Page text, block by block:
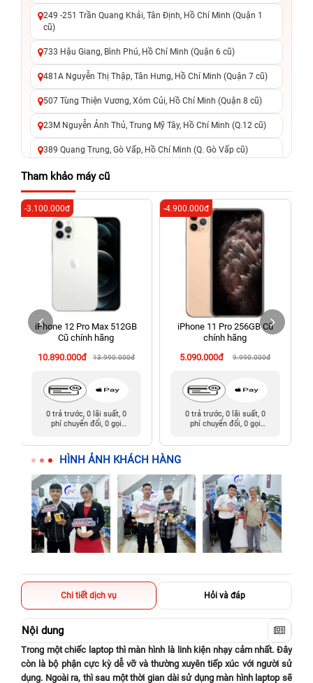
249 -251 Trần Quang Khải, Tân Định, Hồ Chí Minh (Quận 1
cũ)
733 Hậu Giang, Bình Phú, Hồ Chí Minh (Quận 6 cũ)
481A Nguyễn Thị Thập, Tân Hưng, Hồ Chí Minh (Quận 7 cũ)
507 Tùng Thiện Vương, Xóm Củi, Hồ Chí Minh (Quận 8 cũ)
23M Nguyễn Ảnh Thủ, Trung Mỹ Tây, Hồ Chí Minh (Q.12 cũ)
389 Quang Trung, Gò Vấp, Hồ Chí Minh (Q. Gò Vấp cũ)
625 - 625A Âu Cơ, Tân Phú, Hồ Chí Minh (Quận Tân Phú cũ)
326 Lê Văn Việt, Tăng Nhơn Phú, Hồ Chí Minh (Q.9 TP. Thủ
Đức cũ)
256 Võ Văn Ngân, Thủ Đức, Hồ Chí Minh (Bình Thọ, TP. Thủ
70 Nguyễn An Ninh, Dĩ An, Hồ Chí Minh (Bình Dương Cũ)
24h Vũng Tàu: 162A Ba Cu, Vũng Tàu, Hồ Chí Minh (TP. Vũng
Tàu cũ)
198 Hoàng Văn Thụ, Tân Sơn Nhất, Hồ Chí Minh (Tân Bình
Tham khảo máy cũ
iPhone 12 Pro Max 512GB
Cũ chính hãng
10.890.000đ
13.990.000đ
-3.100.000đ
0 trả trước, 0 lãi suất, 0
phí chuyển đổi, 0 gọi
iPhone 11 Pro 256GB Cũ
chính hãng
5.090.000đ
9.990.000đ
-4.900.000đ
0 trả trước, 0 lãi suất, 0
phí chuyển đổi, 0 gọi
HÌNH ẢNH KHÁCH HÀNG
Chi tiết dịch vụ Hỏi và đáp
Nội dung
Trong một chiếc laptop thì màn hình là linh kiện nhạy cảm nhất. Đây
còn là bộ phận cực kỳ dễ vỡ và thường xuyên tiếp xúc với người sử
dụng. Ngoài ra, thì sau một thời gian dài sử dụng màn hình laptop sẽ